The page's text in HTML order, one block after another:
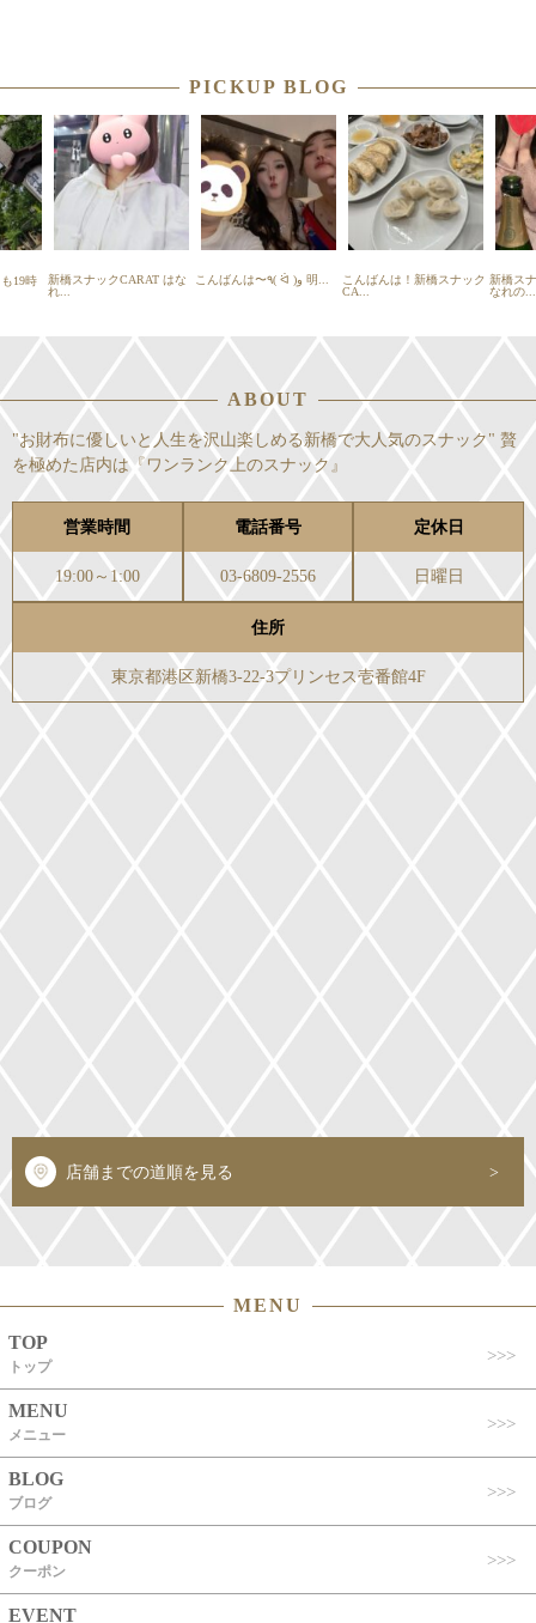
PICKUP BLOG
19時
新橋スナックCARAT はな
れ...
こんばんは〜٩( ᐛ )و 明...
こんばんは！新橋スナック
CA...
新橋ス
なれの...
ABOUT
"お財布に優しいと人生を沢山楽しめる新橋で大人気のスナック" 贅
を極めた店内は『ワンランク上のスナック』
営業時間
19:00～1:00
電話番号
03-6809-2556
定休日
日曜日
住所
東京都港区新橋3-22-3プリンセス壱番館4F
店舗までの道順を見る
MENU
TOP
トップ
MENU
メニュー
BLOG
ブログ
COUPON
クーポン
EVENT